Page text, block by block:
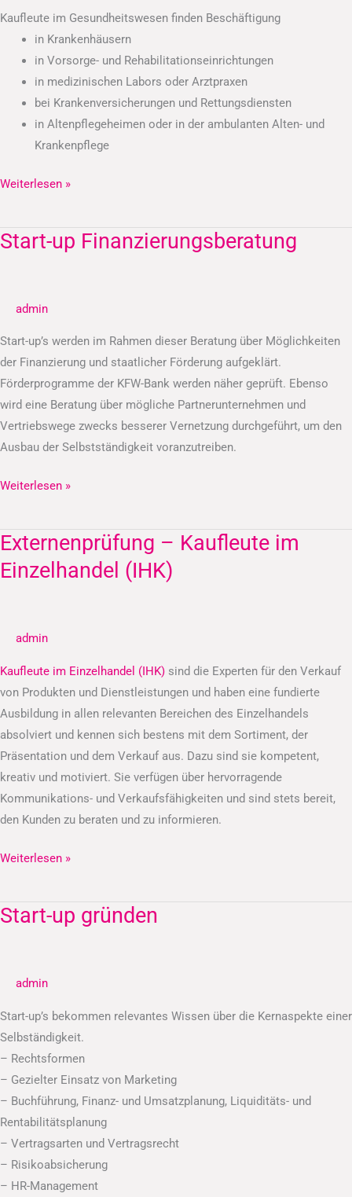
Kaufleute im Gesundheitswesen finden Beschäftigung
in Krankenhäusern
in Vorsorge- und Rehabilitationseinrichtungen
in medizinischen Labors oder Arztpraxen
bei Krankenversicherungen und Rettungsdiensten
in Altenpflegeheimen oder in der ambulanten Alten- und
Krankenpflege
Weiterlesen »
Start-up Finanzierungsberatung
admin
Start-up’s werden im Rahmen dieser Beratung über Möglichkeiten
der Finanzierung und staatlicher Förderung aufgeklärt.
Förderprogramme der KFW-Bank werden näher geprüft. Ebenso
wird eine Beratung über mögliche Partnerunternehmen und
Vertriebswege zwecks besserer Vernetzung durchgeführt, um den
Ausbau der Selbstständigkeit voranzutreiben.
Start-
Weiterlesen »
Externenprüfung – Kaufleute im
Einzelhandel (IHK)
admin
Kaufleute im Einzelhandel (IHK) sind die Experten für den Verkauf
von Produkten und Dienstleistungen und haben eine fundierte
Ausbildung in allen relevanten Bereichen des Einzelhandels
absolviert und kennen sich bestens mit dem Sortiment, der
Präsentation und dem Verkauf aus. Dazu sind sie kompetent,
kreativ und motiviert. Sie verfügen über hervorragende
Kommunikations- und Verkaufsfähigkeiten und sind stets bereit,
den Kunden zu beraten und zu informieren.
Externenprüfung
–
Kaufleute
(IHK)
Weiterlesen »
Start-up gründen
admin
Start-up’s bekommen relevantes Wissen über die Kernaspekte einer
Selbständigkeit.
– Rechtsformen
– Gezielter Einsatz von Marketing
– Buchführung, Finanz- und Umsatzplanung, Liquiditäts- und
Rentabilitätsplanung
– Vertragsarten und Vertragsrecht
– Risikoabsicherung
– HR-Management
Start-